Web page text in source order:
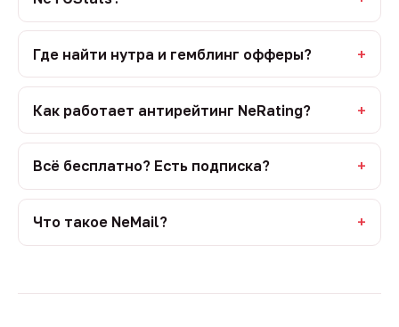
Где найти нутра и гемблинг офферы?
Как работает антирейтинг NeRating?
Всё бесплатно? Есть подписка?
Что такое NeMail?